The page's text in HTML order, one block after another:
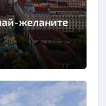
желаните